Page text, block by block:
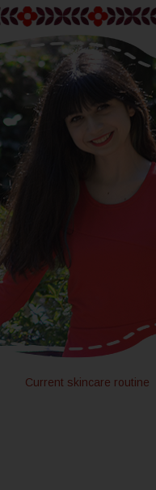
Current skincare routine